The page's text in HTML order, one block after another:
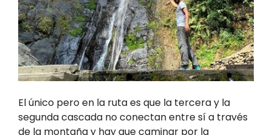
El único pero en la ruta es que la tercera y la
segunda cascada no conectan entre sí a través
de la montaña y hay que caminar por la